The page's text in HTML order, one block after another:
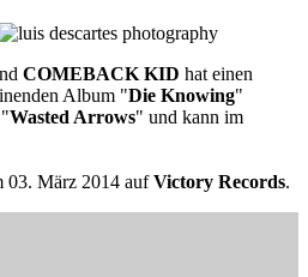
COMEBACK KID hat einen
Album "Die Knowing"
Wasted Arrows" und kann im
03. März 2014 aufVictory Records.